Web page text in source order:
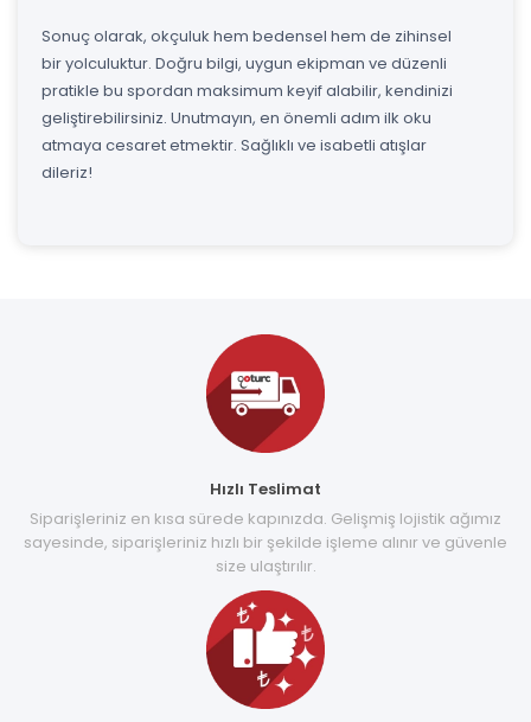
Sonuç olarak, okçuluk hem bedensel hem de zihinsel
bir yolculuktur. Doğru bilgi, uygun ekipman ve düzenli
pratikle bu spordan maksimum keyif alabilir, kendinizi
geliştirebilirsiniz. Unutmayın, en önemli adım ilk oku
atmaya cesaret etmektir. Sağlıklı ve isabetli atışlar
dileriz!
Hızlı Teslimat
Siparişleriniz en kısa sürede kapınızda. Gelişmiş lojistik ağımız
sayesinde, siparişleriniz hızlı bir şekilde işleme alınır ve güvenle
size ulaştırılır.